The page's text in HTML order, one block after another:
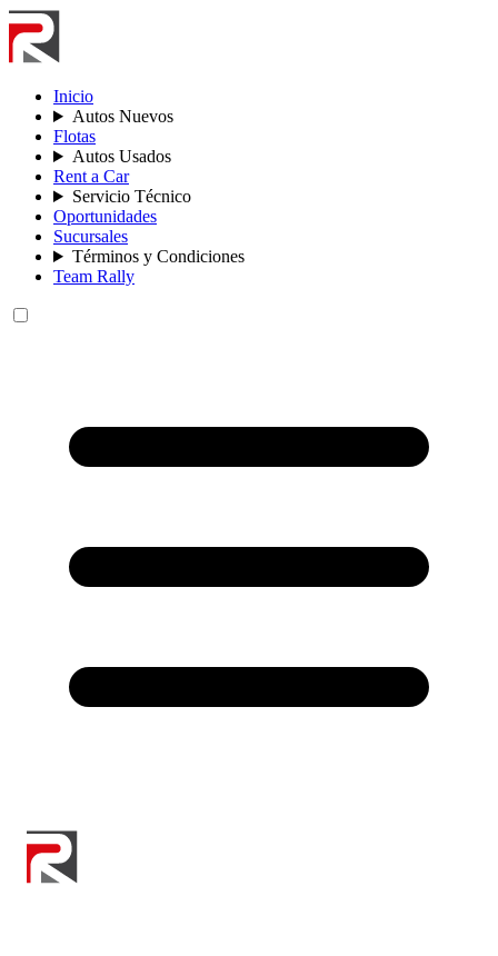
Inicio
Autos Nuevos
Flotas
Autos Usados
Rent a Car
Servicio Técnico
Oportunidades
Sucursales
Términos y Condiciones
Team Rally